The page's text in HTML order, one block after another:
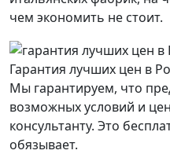
чем экономить не стоит.
Гарантия лучших цен в
Мы гарантируем, что
возможных условий и
консультанту. Это
обязывает.